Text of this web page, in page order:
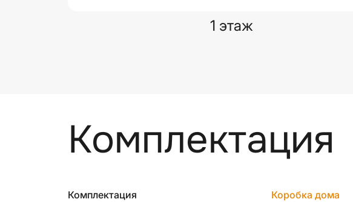
1 этаж
Комплектация
Комплектация Коробка дома